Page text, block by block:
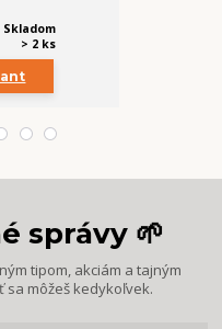
Skladom
> 2 ks
správy 🌱
tipom, akciám a tajným
sa môžeš kedykoľvek.